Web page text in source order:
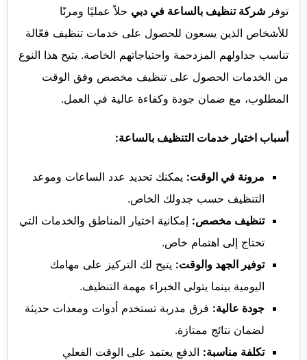
توفر شركة تنظيف بالساعة في دبي حلاً عمليًا ومرنًا
للأشخاص الذين يسعون للحصول على خدمات تنظيف فعّالة
تناسب جداولهم المزدحمة واحتياجاتهم الخاصة. يتيح هذا النوع
من الخدمات الحصول على تنظيف مخصص وفق الوقت
المطلوب، مع ضمان جودة وكفاءة عالية في العمل.
أسباب اختيار خدمات التنظيف بالساعة:
مرونة في الوقت: يمكنك تحديد عدد الساعات وموعد
التنظيف حسب جدولك الخاص.
تنظيف مخصص: إمكانية اختيار المناطق والخدمات التي
تحتاج إلى اهتمام خاص.
توفير الجهد والوقت: يتيح لك التركيز على مهامك
اليومية بينما يتولى الخبراء مهمة التنظيف.
جودة عالية: فرق مدربة تستخدم أدوات ومعدات حديثة
لضمان نتائج ممتازة.
تكلفة مناسبة: الدفع يعتمد على الوقت الفعلي